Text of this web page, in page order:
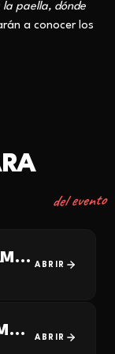
la paella, dónde
a conocer los
del evento
RECORRIDO SALAMANCA_BIKE_CONTRA_EL_C-NCER ABRIR
RUTOMETRO SALAMANCA BIKE ABRIR